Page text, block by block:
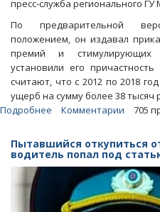
пресс-служба регионального ГУ
По предварительной
положением, он издавал
премий и стимулирующих
установили его
считают, что с 2012 по 2018
ущерб на сумму более 38 тысяч
Подробнее
Саратове
известному
на
страну
ученому-
Комментарии 705
Пытавшийся откупиться
водитель попал под